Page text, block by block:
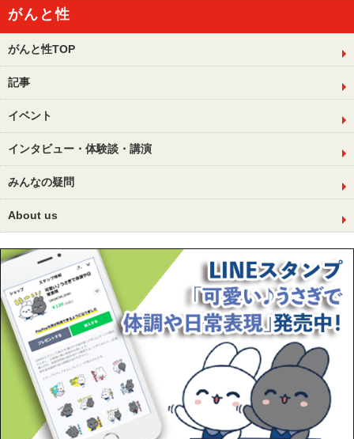
がんと性
がんと性TOP
記事
イベント
インタビュー・体験談・講演
みんなの疑問
About us